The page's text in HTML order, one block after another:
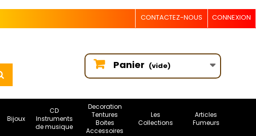
CONNEXION
CONTACTEZ-NOUS
Panier (vide)
Bijoux
CD
Instruments
de musique
Decoration
Tentures
Boites
Accessoires
Les
Collections
Articles
Fumeurs